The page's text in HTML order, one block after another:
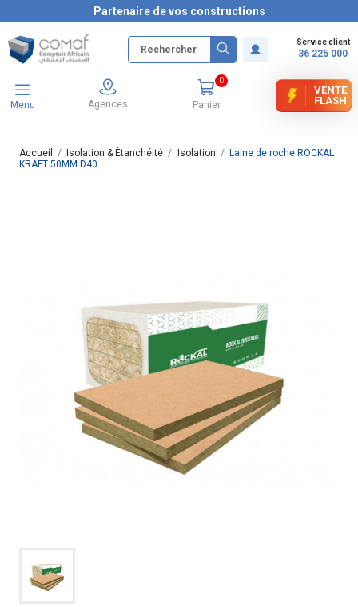
Partenaire de vos constructions
Service client
36 225 000
Menu Agences Panier
0
VENTE
FLASH
Accueil Isolation & Étanchéité Isolation
Laine de roche ROCKAL
KRAFT 50MM D40